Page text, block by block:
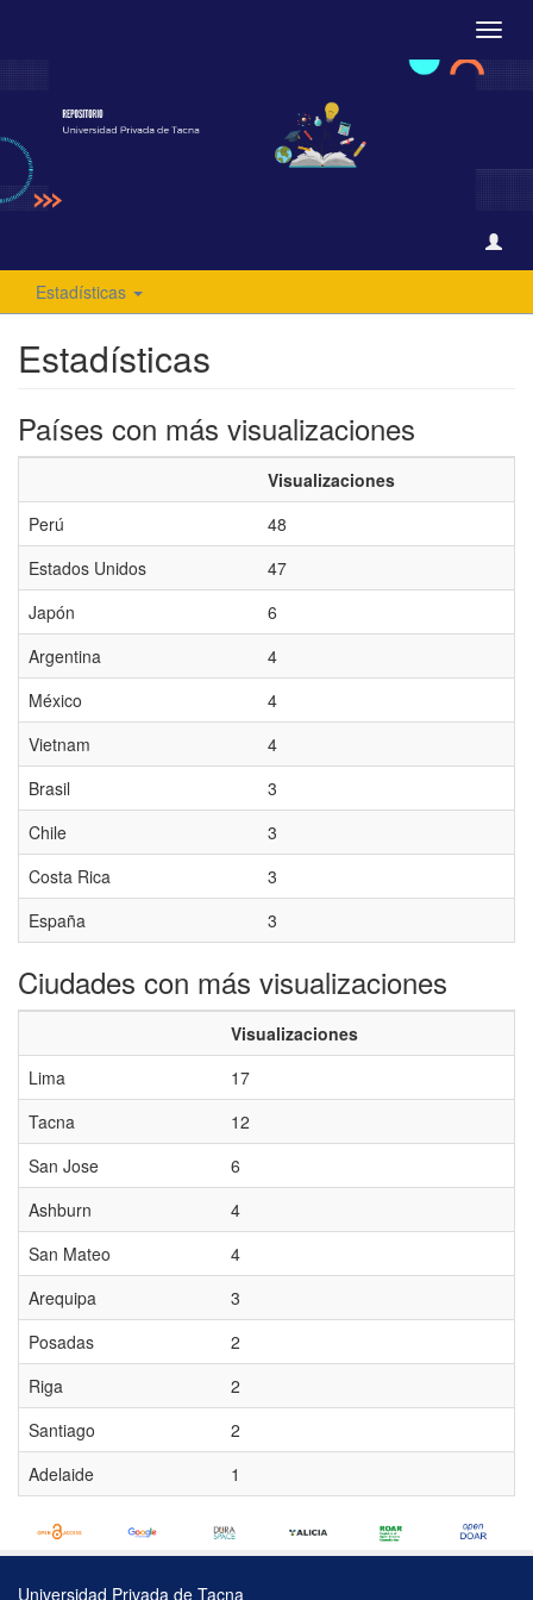
Estadísticas
Estadísticas
Países con más visualizaciones
Visualizaciones
Perú
48
Estados Unidos
47
Japón
6
Argentina
4
México
4
Vietnam
4
Brasil
3
Chile
3
Costa Rica
3
España
3
Ciudades con más visualizaciones
Visualizaciones
Lima
17
Tacna
12
San Jose
6
Ashburn
4
San Mateo
4
Arequipa
3
Posadas
2
Riga
2
Santiago
2
Adelaide
1
Universidad Privada de Tacna